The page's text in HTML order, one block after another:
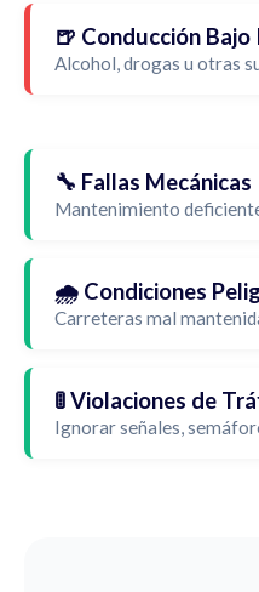
🍺 Conducción
Alcohol, drogas u otras
🔧 Fallas Mecánicas
Mantenimiento
🌧️ Condiciones
Carreteras mal
🚦 Violaciones de
Ignorar señales,